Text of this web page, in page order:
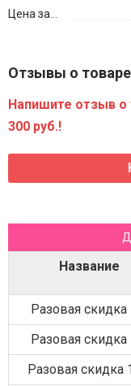
Цена за...
Отзывы о товаре
Напишите отзыв о
300 руб.!
Название
Разовая скидка
Разовая скидка
Разовая скидка